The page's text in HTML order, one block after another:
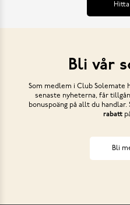
Bli vår
Som medlem i Club Solemate
senaste nyheterna, får
bonuspoäng på allt du handlar.
rabatt
Bli